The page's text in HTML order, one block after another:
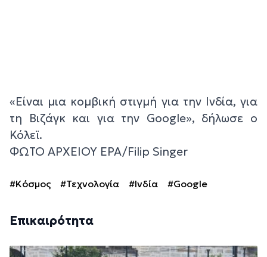
«Είναι μια κομβική στιγμή για την Ινδία, για
τη Βιζάγκ και για την Google», δήλωσε ο
Κόλεϊ.
ΦΩΤΟ ΑΡΧΕΙΟΥ EPA/Filip Singer
#Κόσμος #Τεχνολογία #Ινδία #Google
Επικαιρότητα